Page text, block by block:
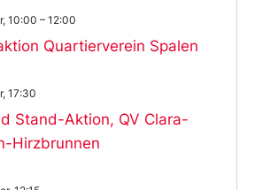
Quartierverein Spalen
10:00 – 12:00
Stand-Aktion, QV Clara-
Hirzbrunnen
17:30